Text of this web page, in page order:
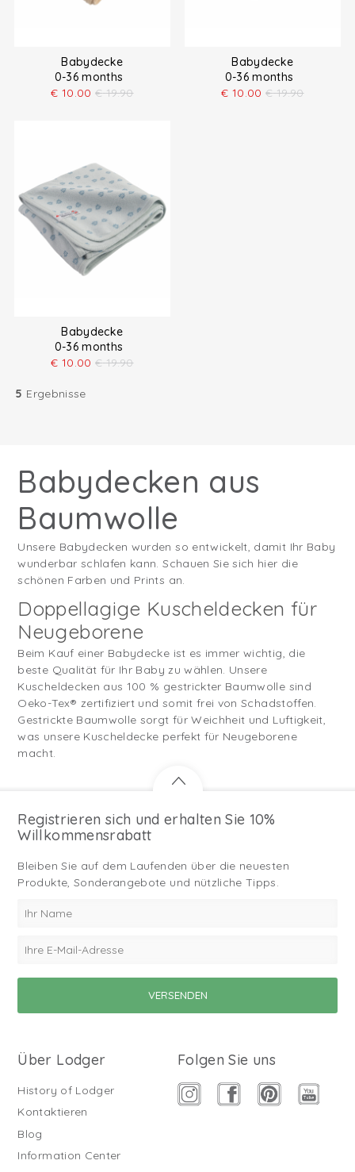
Babydecke
0-36 months
€ 10.00 € 19.90
Babydecke
0-36 months
€ 10.00 € 19.90
Babydecke
0-36 months
€ 10.00 € 19.90
5 Ergebnisse
Babydecken aus
Baumwolle
Unsere Babydecken wurden so entwickelt, damit Ihr Baby
wunderbar schlafen kann. Schauen Sie sich hier die
schönen Farben und Prints an.
Doppellagige Kuscheldecken für
Neugeborene
Beim Kauf einer Babydecke ist es immer wichtig, die
beste Qualität für Ihr Baby zu wählen. Unsere
Kuscheldecken aus 100 % gestrickter Baumwolle sind
Oeko-Tex® zertifiziert und somit frei von Schadstoffen.
Gestrickte Baumwolle sorgt für Weichheit und Luftigkeit,
was unsere Kuscheldecke perfekt für Neugeborene
macht.
Registrieren sich und erhalten Sie 10%
Willkommensrabatt
Bleiben Sie auf dem Laufenden über die neuesten
Produkte, Sonderangebote und nützliche Tipps.
Über Lodger
History of Lodger
Kontaktieren
Blog
Information Center
Folgen Sie uns